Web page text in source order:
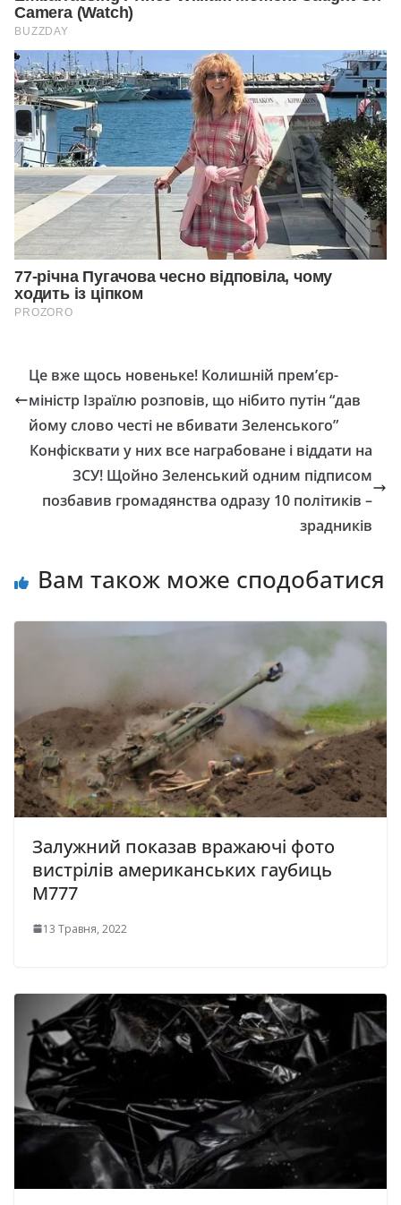
Це вже щось новеньке! Колишній прем’єр-
міністр Ізраїлю розповів, що нібито путін “дав
йому слово честі не вбивати Зеленського”
Конфісквати у них все награбоване і віддати на
ЗСУ! Щойно Зеленський одним підписом
позбавив громадянства одразу 10 політиків –
зрадників
Вам також може сподобатися
Залужний показав вражаючі фото
вистрілів американських гаубиць
М777
13 Травня, 2022